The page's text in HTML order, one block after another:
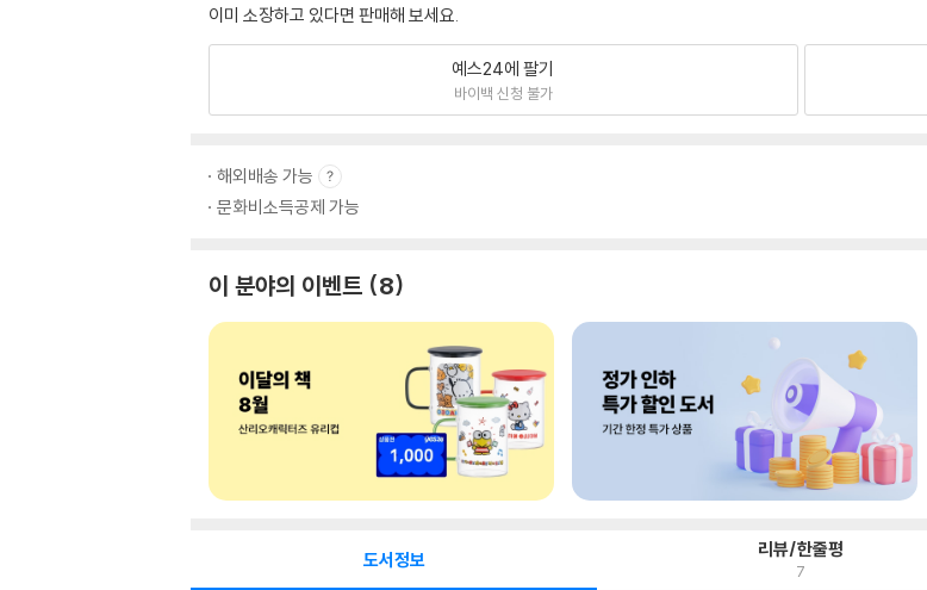
이미 소장하고 있다면 판매해 보세요.
예스24에 팔기
바이백 신청 불가
해외배송 가능
문화비소득공제 가능
이 분야의 이벤트 8
도서정보 리뷰/한줄평
7